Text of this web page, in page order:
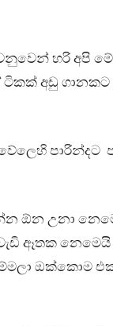
හරි අපි
ටිකක් අඩු ගානකට
පාරින්දට
ඕන උනා
ඈතක
අම්මලා ඔක්කොම